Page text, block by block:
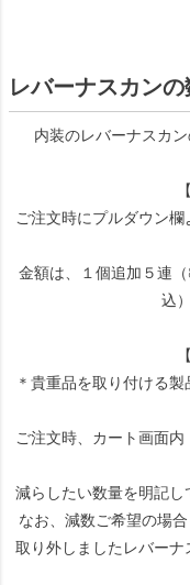
レバーナスカン
内装のレバーナスカ
ご注文時にプルダウン
金額は、１個追加５連
込
＊貴重品を取り付ける
ご注文時、カート画面
減らしたい数量を明記し
なお、減数ご希望の場
取り外しましたレバーナ